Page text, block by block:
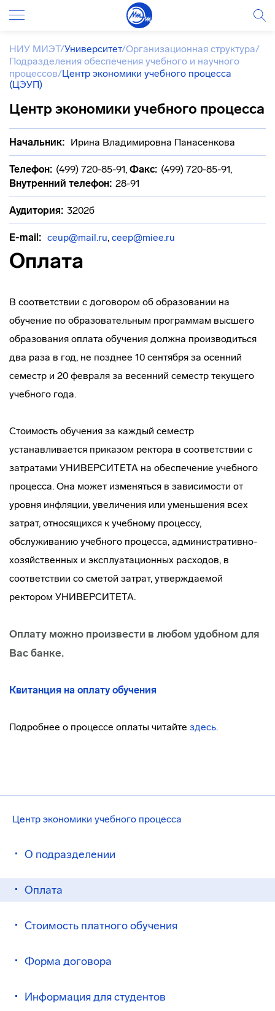
Центр экономики учебного процесса
О подразделении
Оплата
Стоимость платного обучения
Форма договора
Информация для студентов
НИУ МИЭТ/Университет/Организационная структура/
Подразделения обеспечения учебного и научного
процессов/Центр экономики учебного процесса
(ЦЭУП)
Центр экономики учебного процесса
Начальник: Ирина Владимировна Панасенкова
Телефон: (499) 720-85-91, Факс: (499) 720-85-91,
Внутренний телефон: 28-91
Аудитория: 3202б
E-mail: ceup@mail.ru, ceep@miee.ru
Оплата
В соответствии с договором об образовании на
обучение по образовательным программам высшего
образования оплата обучения должна производиться
два раза в год, не позднее 10 сентября за осенний
семестр и 20 февраля за весенний семестр текущего
учебного года.
Стоимость обучения за каждый семестр
устанавливается приказом ректора в соответствии с
затратами УНИВЕРСИТЕТА на обеспечение учебного
процесса. Она может изменяться в зависимости от
уровня инфляции, увеличения или уменьшения всех
затрат, относящихся к учебному процессу,
обслуживанию учебного процесса, административно-
хозяйственных и эксплуатационных расходов, в
соответствии со сметой затрат, утверждаемой
ректором УНИВЕРСИТЕТА.
Оплату можно произвести в любом удобном для
Вас банке.
Квитанция на оплату обучения
Подробнее о процессе оплаты читайте здесь.